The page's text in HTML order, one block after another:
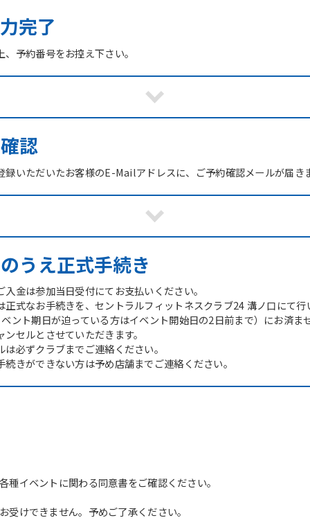
完了
予約番号をお控え下さい。
認
録いただいたお客様のE-Mailアドレスに、ご予約確認メールが届き
うえ正式手続き
金は参加当日受付にてお支払いください。
正式なお手続きを、セントラルフィットネスクラブ24 溝ノ口にて行
ント期日が迫っている方はイベント開始日の2日前まで）にお済
セルとさせていただきます。
必ずクラブまでご連絡ください。
きができない方は予め店舗までご連絡ください。
イベントに関わる同意書をご確認ください。
けできません。予めご了承ください。
For foreigners